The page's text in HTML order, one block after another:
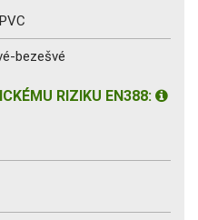
bezešvé
RIZIKU EN388: